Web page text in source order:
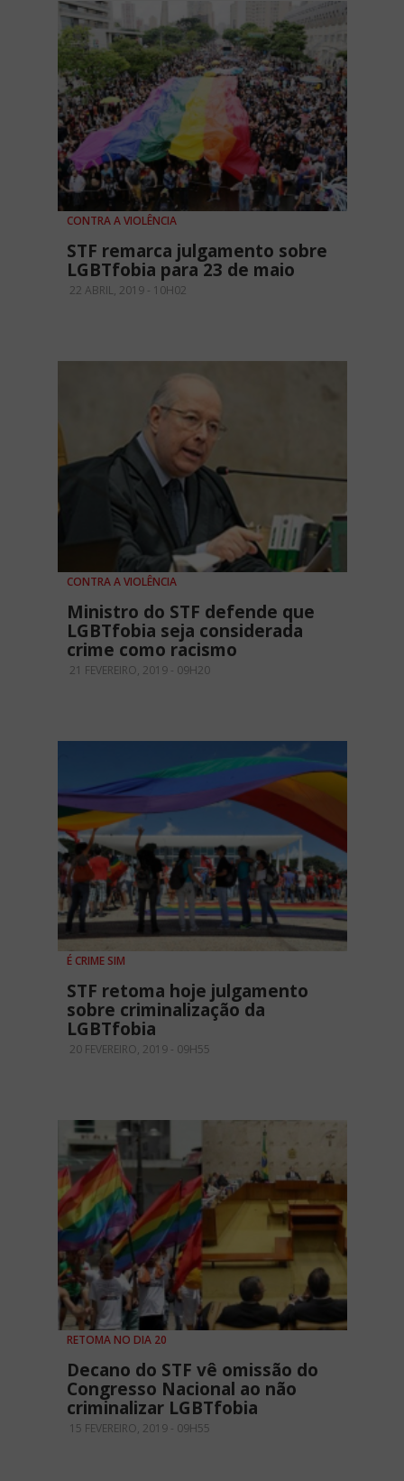
CONTRA A VIOLÊNCIA
STF remarca julgamento sobre
LGBTfobia para 23 de maio
22 ABRIL, 2019 - 10H02
CONTRA A VIOLÊNCIA
Ministro do STF defende que
LGBTfobia seja considerada
crime como racismo
21 FEVEREIRO, 2019 - 09H20
É CRIME SIM
STF retoma hoje julgamento
sobre criminalização da
LGBTfobia
20 FEVEREIRO, 2019 - 09H55
RETOMA NO DIA 20
Decano do STF vê omissão do
Congresso Nacional ao não
criminalizar LGBTfobia
15 FEVEREIRO, 2019 - 09H55